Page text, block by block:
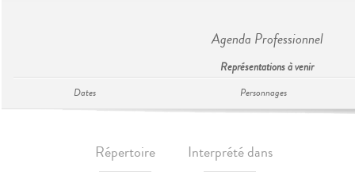
Agenda Professionnel
Représentations à venir
Dates Personnages
Répertoire Interprété dans